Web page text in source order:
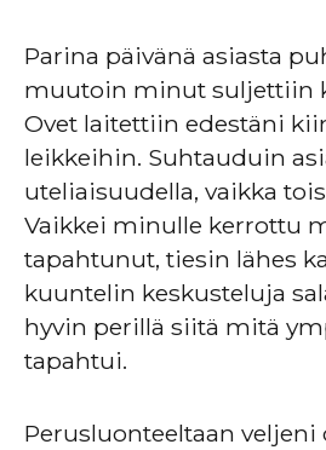
Parina päivänä asiasta
muutoin minut suljettiin
Ovet laitettiin edestäni
leikkeihin. Suhtauduin
uteliaisuudella, vaikka
Vaikkei minulle kerrottu
tapahtunut, tiesin lähes
kuuntelin keskusteluja
hyvin perillä siitä mitä
tapahtui.
Perusluonteeltaan veljeni